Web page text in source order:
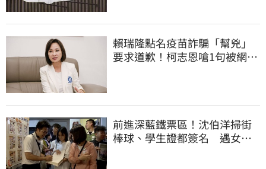
賴瑞隆點名疫苗詐騙「幫兇」
要求道歉！柯志恩嗆1句被網罵
前進深藍鐵票區！沈伯洋掃街
棒球、學生證都簽名 遇女子